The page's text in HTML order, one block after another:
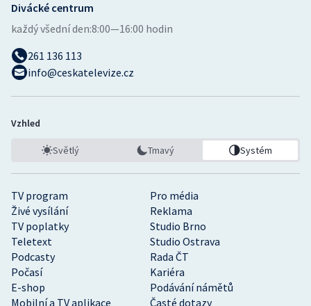
TV program
Pro média
Živé vysílání
Reklama
TV poplatky
Studio Brno
Teletext
Studio Ostrava
Podcasty
Rada ČT
Počasí
Kariéra
E-shop
Podávání námětů
Mobilní a TV aplikace
Časté dotazy
Divácké centrum
každý všední den:8:00—16:00 hodin
261 136 113
info@ceskatelevize.cz
Vzhled
Světlý Tmavý Systém